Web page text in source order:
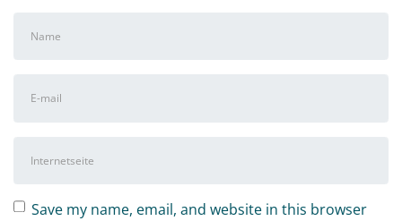
und
Mail-
Save my name, email, and website in this browser